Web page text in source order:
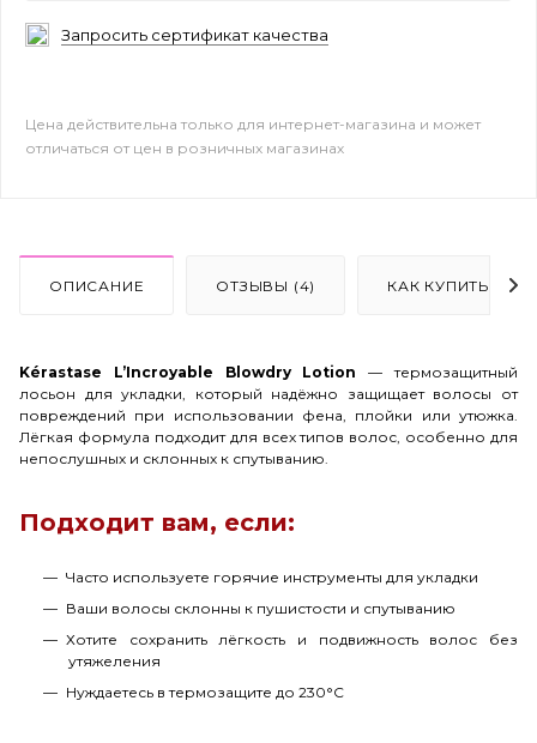
Запросить сертификат качества
Цена действительна только для интернет-магазина и может
отличаться от цен в розничных магазинах
ОПИСАНИЕ ОТЗЫВЫ (4) КАК КУПИТЬ
Kérastase L’Incroyable Blowdry Lotion — термозащитный
лосьон для укладки, который надёжно защищает волосы от
повреждений при использовании фена, плойки или утюжка.
Лёгкая формула подходит для всех типов волос, особенно для
непослушных и склонных к спутыванию.
Подходит вам, если:
Часто используете горячие инструменты для укладки
Ваши волосы склонны к пушистости и спутыванию
Хотите сохранить лёгкость и подвижность волос без
утяжеления
Нуждаетесь в термозащите до 230°C